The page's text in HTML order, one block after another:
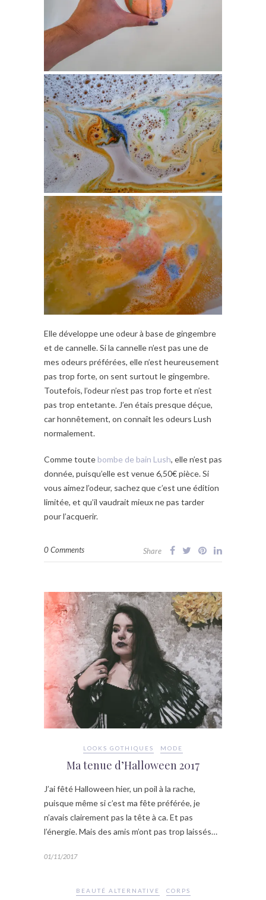
Elle développe une odeur à base de gingembre
et de cannelle. Si la cannelle n’est pas une de
mes odeurs préférées, elle n’est heureusement
pas trop forte, on sent surtout le gingembre.
Toutefois, l’odeur n’est pas trop forte et n’est
pas trop entetante. J’en étais presque déçue,
car honnêtement, on connaît les odeurs Lush
normalement.
Comme toute bombe de bain Lush, elle n’est pas
donnée, puisqu’elle est venue 6,50€ pièce. Si
vous aimez l’odeur, sachez que c’est une édition
limitée, et qu’il vaudrait mieux ne pas tarder
pour l’acquerir.
0 Comments Share
LOOKS GOTHIQUES MODE
Ma tenue d’Halloween 2017
J’ai fêté Halloween hier, un poil à la rache,
puisque même si c’est ma fête préférée, je
n’avais clairement pas la tête à ca. Et pas
l’énergie. Mais des amis m’ont pas trop laissés…
01/11/2017
BEAUTÉ ALTERNATIVE CORPS